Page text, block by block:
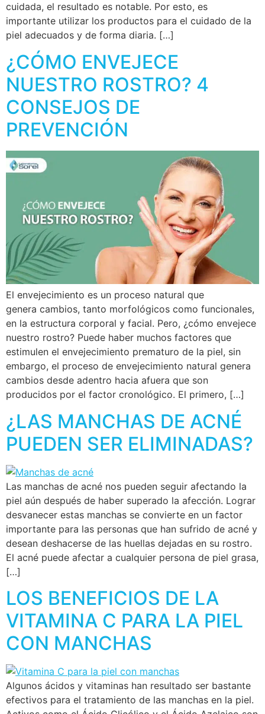
cuidada, el resultado es notable. Por esto, es
importante utilizar los productos para el cuidado de la
piel adecuados y de forma diaria. […]
¿CÓMO ENVEJECE
NUESTRO ROSTRO? 4
CONSEJOS DE
PREVENCIÓN
El envejecimiento es un proceso natural que
genera cambios, tanto morfológicos como funcionales,
en la estructura corporal y facial. Pero, ¿cómo envejece
nuestro rostro? Puede haber muchos factores que
estimulen el envejecimiento prematuro de la piel, sin
embargo, el proceso de envejecimiento natural genera
cambios desde adentro hacia afuera que son
producidos por el factor cronológico. El primero, […]
¿LAS MANCHAS DE ACNÉ
PUEDEN SER ELIMINADAS?
Las manchas de acné nos pueden seguir afectando la
piel aún después de haber superado la afección. Lograr
desvanecer estas manchas se convierte en un factor
importante para las personas que han sufrido de acné y
desean deshacerse de las huellas dejadas en su rostro.
El acné puede afectar a cualquier persona de piel grasa,
[…]
LOS BENEFICIOS DE LA
VITAMINA C PARA LA PIEL
CON MANCHAS
Algunos ácidos y vitaminas han resultado ser bastante
efectivos para el tratamiento de las manchas en la piel.